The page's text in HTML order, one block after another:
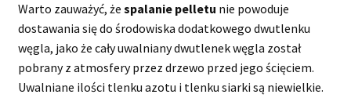
Warto zauważyć, że spalanie pelletu nie powoduje
dostawania się do środowiska dodatkowego dwutlenku
węgla, jako że cały uwalniany dwutlenek węgla został
pobrany z atmosfery przez drzewo przed jego ścięciem.
Uwalniane ilości tlenku azotu i tlenku siarki są niewielkie.